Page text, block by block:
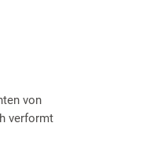
von
verformt